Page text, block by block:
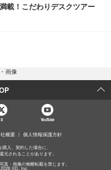
載！こだわりデスクツアー
画像
X YouTube
概要 個人情報保護方針
入、契約した場合に、
元されることがあります。
真・画像の無断転載を禁じます。
IID, Inc.